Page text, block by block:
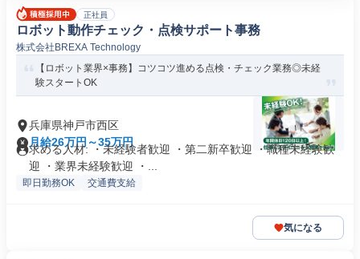
正社員
ロボット動作チェック・点検サポート事務
株式会社BREXA Technology
【ロボット業界×事務】コツコツ進める点検・チェック業務◎未経
験スタートOK
兵庫県神戸市西区
月給26万円～35万円
求める人材: ・未経験者歓迎 ・第二新卒歓迎 ・職種未経験歓
迎 ・業界未経験歓迎 ・...
即日勤務OK 交通費支給
気になる